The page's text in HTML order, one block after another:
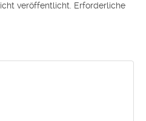
veröffentlicht. Erforderliche